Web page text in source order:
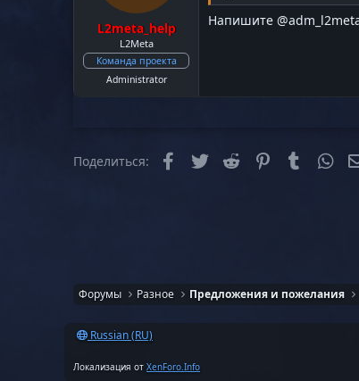
L2meta_help
L2Meta
Команда проекта
Administrator
Напишите
Поделиться: Facebook
Twitter Reddit PinterestTumblr
Форумы Разное Предложения и пожелания
Russian (RU)
Локализация от XenForo.Info